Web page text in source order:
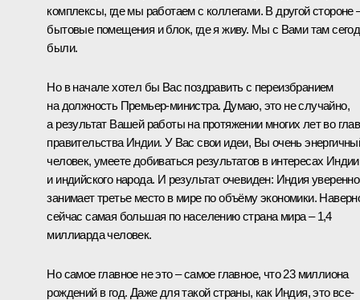
комплексы, где мы работаем с коллегами. В другой стороне
бытовые помещения и блок, где я живу. Мы с Вами там
были.
Но в начале хотел бы Вас поздравить с переизбранием
на должность Премьер-министра. Думаю, это не случайно,
а результат Вашей работы на протяжении многих лет во
правительства Индии. У Вас свои идеи, Вы очень
человек, умеете добиваться результатов в интересах Индии
и индийского народа. И результат очевиден: Индия уверенно
занимает третье место в мире по объёму экономики.
сейчас самая большая по населению страна мира – 1,4
миллиарда человек.
Но самое главное не это – самое главное, что 23 миллиона
рождений в год. Даже для такой страны, как Индия, это все-